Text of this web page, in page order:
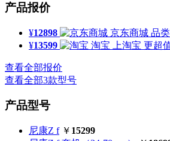
产品报价
¥12898 京东商城 品
¥13599 淘宝 上淘宝 更超
查看全部报价
查看全部3款型号
产品型号
尼康Z f ￥ 15299